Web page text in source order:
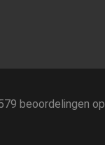
beoordelingen op